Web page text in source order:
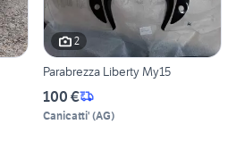
2
Parabrezza Liberty My15
100 €
Canicatti' (AG)